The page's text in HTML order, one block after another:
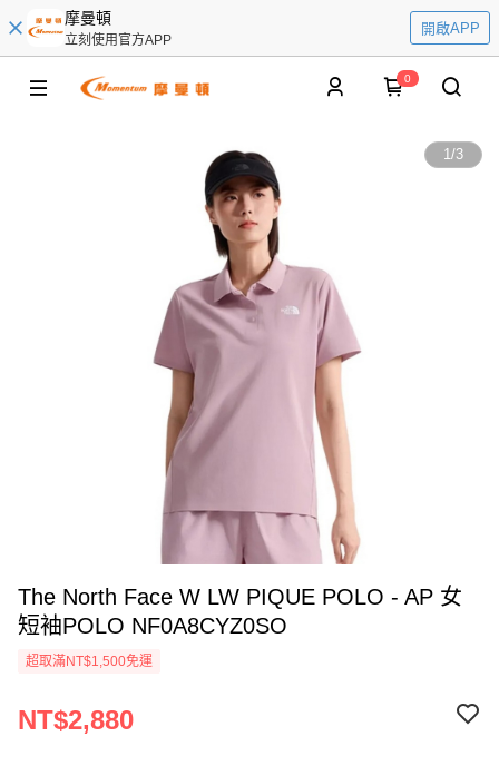
摩曼頓
立刻使用官方APP
開啟APP
0
1/3
The North Face W LW PIQUE POLO - AP 女
短袖POLO NF0A8CYZ0SO
超取滿NT$1,500免運
NT$2,880